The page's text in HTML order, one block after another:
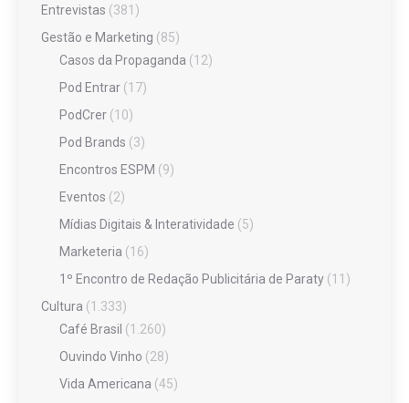
Entrevistas (381)
Gestão e Marketing (85)
Casos da Propaganda (12)
Pod Entrar (17)
PodCrer (10)
Pod Brands (3)
Encontros ESPM (9)
Eventos (2)
Mídias Digitais & Interatividade (5)
Marketeria (16)
1º Encontro de Redação Publicitária de Paraty (11)
Cultura (1.333)
Café Brasil (1.260)
Ouvindo Vinho (28)
Vida Americana (45)